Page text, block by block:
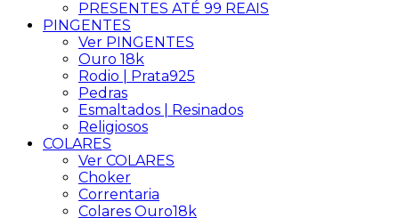
PRESENTES ATÉ 99 REAIS
PINGENTES
Ver PINGENTES
Ouro 18k
Rodio | Prata925
Pedras
Esmaltados | Resinados
Religiosos
COLARES
Ver COLARES
Choker
Correntaria
Colares Ouro18k